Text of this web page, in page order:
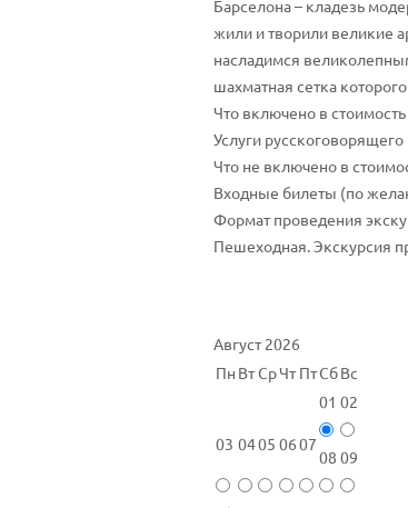
Барселона – кладезь
жили и творили великие
насладимся
шахматная сетка
Что включено в стоимость
Услуги русскоговорящего
Что не включено в
Входные билеты (по
Формат проведения
Пешеходная. Экскурсия
Август 2026
Пн ВтСрЧт ПтСбВс
01 02
03 0405 0607
08 09